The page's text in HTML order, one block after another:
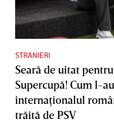
STRANIERI
Seară de uitat
Supercupă! Cum l-
internaţionalul
trăită de PSV